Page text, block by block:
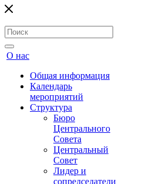
О нас
Общая информация
Календарь
мероприятий
Структура
Бюро
Центрального
Совета
Центральный
Совет
Лидер и
сопредседатели